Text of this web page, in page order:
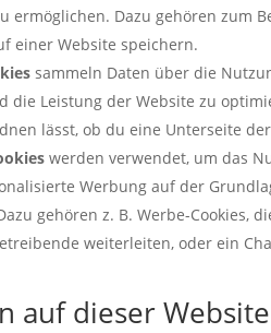
ermöglichen. Dazu gehören zum
einer Website speichern.
sammeln Daten über die
die Leistung der Website zu
lässt, ob du eine Unterseite
werden verwendet, um das
Werbung auf der
gehören z. B. Werbe-Cookies,
weiterleiten, oder ein
auf dieser